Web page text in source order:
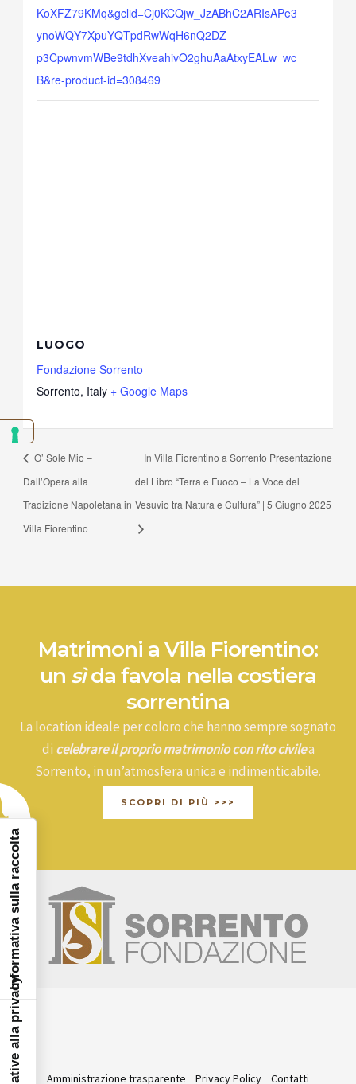
KoXFZ79KMq&gclid=Cj0KCQjw_JzABhC2ARIsAPe3
ynoWQY7XpuYQTpdRwWqH6nQ2DZ-
p3CpwnvmWBe9tdhXveahivO2ghuAaAtxyEALw_wc
B&re-product-id=308469
LUOGO
Fondazione Sorrento
Sorrento, Italy + Google Maps
O’ Sole Mio –
Dall’Opera alla
Tradizione Napoletana in
Villa Fiorentino
In Villa Fiorentino a Sorrento Presentazione
del Libro “Terra e Fuoco – La Voce del
Vesuvio tra Natura e Cultura” | 5 Giugno 2025
Matrimoni a Villa Fiorentino:
un sìda favola nella costiera
sorrentina
La location ideale per coloro che hanno sempre sognato
di celebrare il proprio matrimonio con rito civilea
Sorrento, in un’atmosfera unica e indimenticabile.
SCOPRI DI PIÙ >>>
Amministrazione trasparente Privacy Policy Contatti
Informativa sulla raccolta